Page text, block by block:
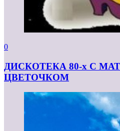
0
ДИСКОТЕКА 80-х С
ЦВЕТОЧКОМ